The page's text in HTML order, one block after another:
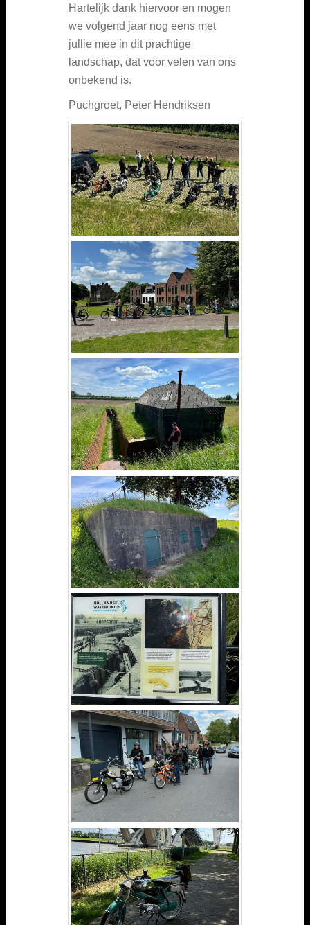
Hartelijk dank hiervoor en mogen
we volgend jaar nog eens met
jullie mee in dit prachtige
landschap, dat voor velen van ons
onbekend is.
Puchgroet, Peter Hendriksen